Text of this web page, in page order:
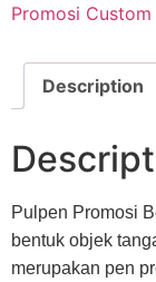
Promosi Custom
Description
Pulpen Promosi
bentuk objek
merupakan pen